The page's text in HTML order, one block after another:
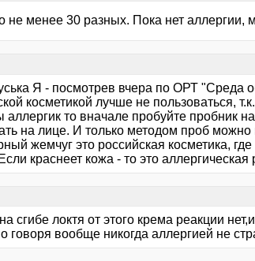
не менее 30 разных. Пока нет аллергии,
Я - посмотрев вчера по ОРТ "Среда
косметикой лучше не пользоваться,
аллергик то вначале пробуйте пробник
на лице. И только методом проб
жемчуг это российская косметика,
краснеет кожа - то это аллергическая
сгибе локтя от этого крема реакции
говоря вообще никогда аллергией не